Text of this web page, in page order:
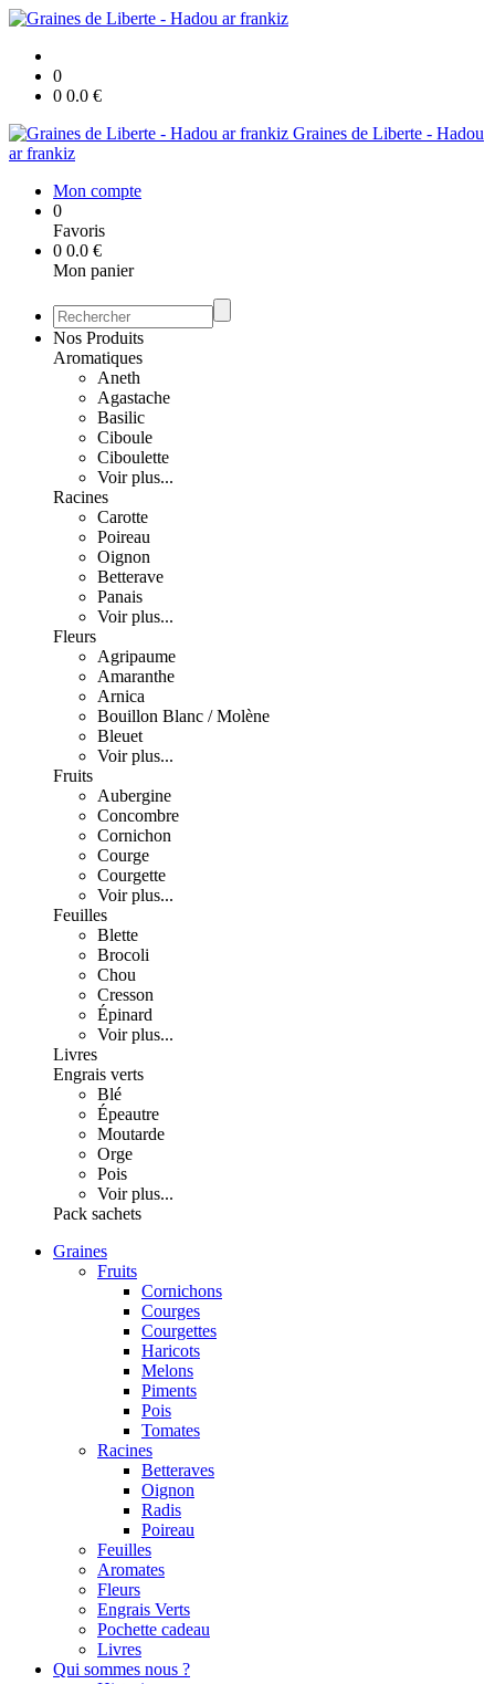
0
0 0.0 €
Graines de Liberte - Hadou
ar frankiz
Mon compte
0
Favoris
0 0.0 €
Mon panier
Nos Produits
Aromatiques
Aneth
Agastache
Basilic
Ciboule
Ciboulette
Voir plus...
Racines
Carotte
Poireau
Oignon
Betterave
Panais
Voir plus...
Fleurs
Agripaume
Amaranthe
Arnica
Bouillon Blanc / Molène
Bleuet
Voir plus...
Fruits
Aubergine
Concombre
Cornichon
Courge
Courgette
Voir plus...
Feuilles
Blette
Brocoli
Chou
Cresson
Épinard
Voir plus...
Livres
Engrais verts
Blé
Épeautre
Moutarde
Orge
Pois
Voir plus...
Pack sachets
Graines
Fruits
Cornichons
Courges
Courgettes
Haricots
Melons
Piments
Pois
Tomates
Racines
Betteraves
Oignon
Radis
Poireau
Feuilles
Aromates
Fleurs
Engrais Verts
Pochette cadeau
Livres
Qui sommes nous ?